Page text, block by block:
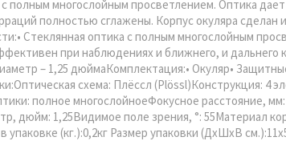
полным многослойным просветлением. Оптика дает
полностью сглажены. Корпус окуляра сделан
Стеклянная оптика с полным многослойным
при наблюдениях и ближнего, и дальнего
– 1,25 дюймаКомплектация:• Окуляр•
схема: Плёссл (Plössl)Конструкция: 4
полное многослойноеФокусное расстояние,
дюйм: 1,25Видимое поле зрения, °: 55Материал
(кг.):0,2кг Размер упаковки (ДхШхВ